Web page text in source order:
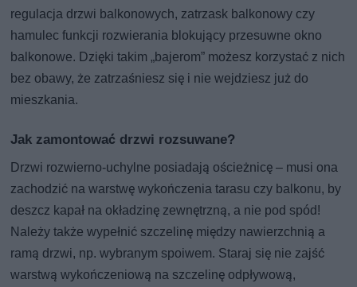
regulacja drzwi balkonowych, zatrzask balkonowy czy
hamulec funkcji rozwierania blokujący przesuwne okno
balkonowe. Dzięki takim „bajerom” możesz korzystać z nich
bez obawy, że zatrzaśniesz się i nie wejdziesz już do
mieszkania.
Jak zamontować drzwi rozsuwane?
Drzwi rozwierno-uchylne posiadają ościeżnicę – musi ona
zachodzić na warstwę wykończenia tarasu czy balkonu, by
deszcz kapał na okładzinę zewnętrzną, a nie pod spód!
Należy także wypełnić szczelinę między nawierzchnią a
ramą drzwi, np. wybranym spoiwem. Staraj się nie zajść
warstwą wykończeniową na szczelinę odpływową,